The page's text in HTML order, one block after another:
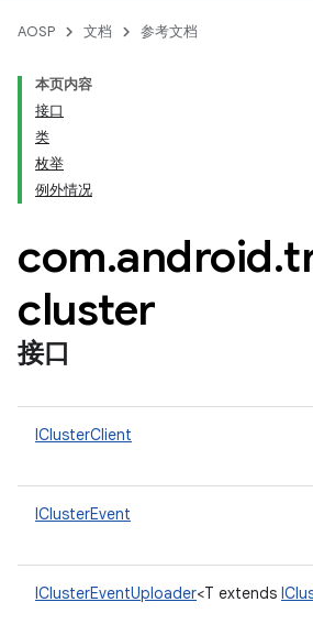
AOSP 文档 参考文档
本页内容
接口
类
枚举
例外情况
com.android.
cluster
接口
IClusterClient
IClusterEvent
IClusterEventUploader<T extends